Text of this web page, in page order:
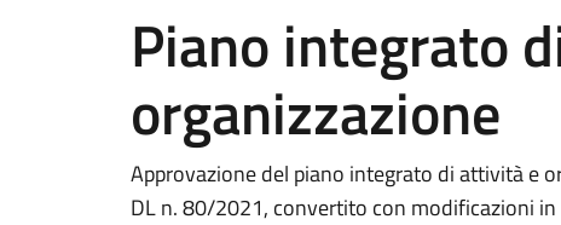
Piano integrato
organizzazione
Approvazione del piano integrato di attività e
DL n. 80/2021, convertito con modificazioni